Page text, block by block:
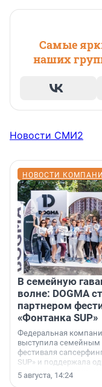
Самые
наших
Новости СМИ2
НОВОСТИ
В семейную
волне: DOGMA
партнером
«Фонтанка SUP»
Федеральная
выступила семейным
фестиваля
SUP» и поддержала
ярких и романтичных
«SUP-свадьба».
5 августа, 14:24